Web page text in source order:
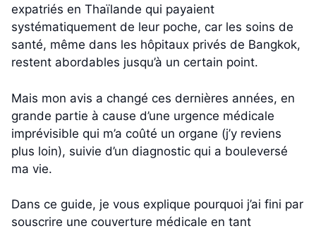
expatriés en Thaïlande qui payaient
systématiquement de leur poche, car les soins de
santé, même dans les hôpitaux privés de Bangkok,
restent abordables jusqu’à un certain point.
Mais mon avis a changé ces dernières années, en
grande partie à cause d’une urgence médicale
imprévisible qui m’a coûté un organe (j’y reviens
plus loin), suivie d’un diagnostic qui a bouleversé
ma vie.
Dans ce guide, je vous explique pourquoi j’ai fini par
souscrire une couverture médicale en tant